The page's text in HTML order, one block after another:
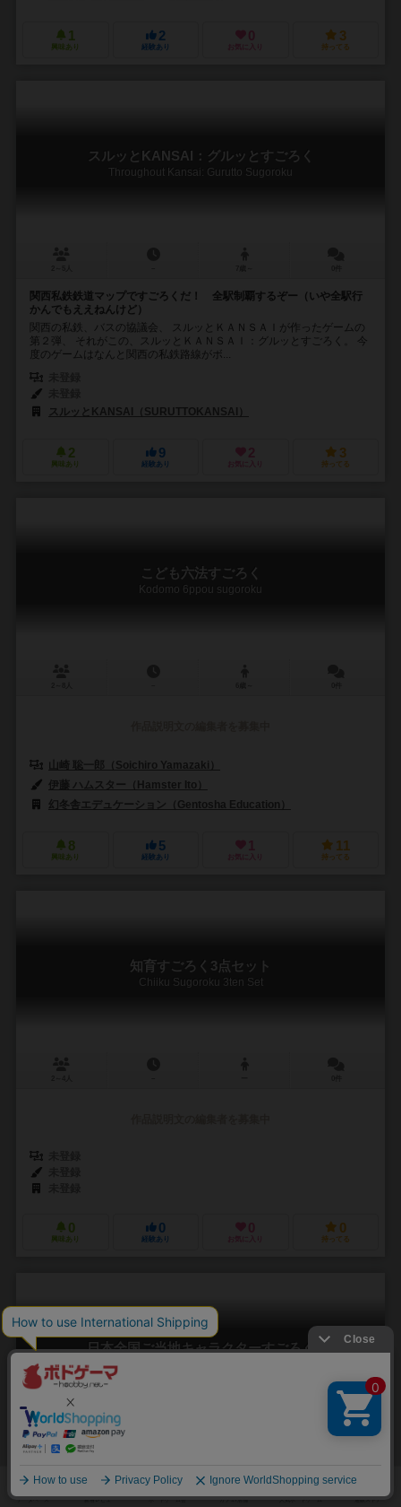
1
興味あり
2
経験あり
0
お気に入り
3
持ってる
スルッとKANSAI：グルッとすごろく
Throughout Kansai: Gurutto Sugoroku
関西私鉄鉄道マップですごろくだ！ 全駅制覇するぞー（いや全駅行
かんでもええねんけど）
関西の私鉄、バスの協議会、 スルッとＫＡＮＳＡＩが作ったゲームの
第２弾、 それがこの、スルッとＫＡＮＳＡＩ：グルッとすごろく。 今
度のゲームはなんと関西の私鉄路線がボ...
スルッとKANSAI（SURUTTOKANSAI）
2
興味あり
9
経験あり
2
お気に入り
3
持ってる
こども六法すごろく
Kodomo 6ppou sugoroku
山崎 聡一郎（Soichiro Yamazaki）
伊藤 ハムスター（Hamster Ito）
幻冬舎エデュケーション（Gentosha Education）
8
興味あり
5
経験あり
1
お気に入り
11
持ってる
知育すごろく3点セット
Chiiku Sugoroku 3ten Set
0
興味あり
0
経験あり
0
お気に入り
0
持ってる
日本全国ご当地キャラクターすごろく
Nippon Zenkoku Gotochi Charactor Sugoroku
作品説明文の編集者を募集中